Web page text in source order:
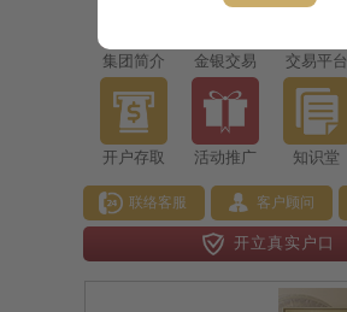
集团简介 金银交易 交易平台
开户存取 活动推广 知识堂
联络客服 客户顾问
开立真实户口